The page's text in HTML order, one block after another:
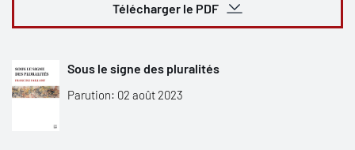
Télécharger le PDF
Sous le signe des pluralités
Parution: 02 août 2023